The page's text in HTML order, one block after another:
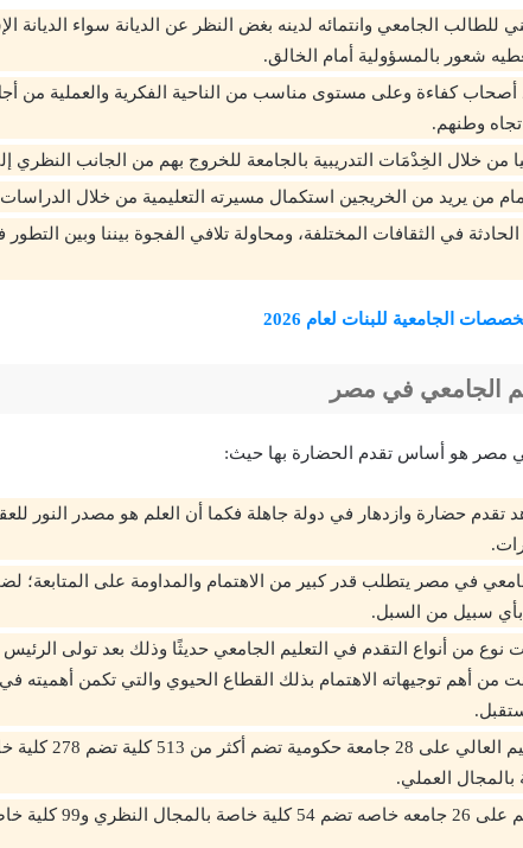
للطالب الجامعي وانتمائه لدينه بغض النظر عن الديانة سواء الديانة
شعور بالمسؤولية أمام الخالق.
أصحاب كفاءة وعلى مستوى مناسب من الناحية الفكرية والعملية من
وطنهم.
من خلال الخِدْمَات التدريبية بالجامعة للخروج بهم من الجانب النظري
من يريد من الخريجين استكمال مسيرته التعليمية من خلال الدراسات
في الثقافات المختلفة، ومحاولة تلافي الفجوة بيننا وبين
الجامعية للبنات لعام 2026
الجامعي في مصر
في مصر هو أساس تقدم الحضارة بها حيث:
تقدم حضارة وازدهار في دولة جاهلة فكما أن العلم هو مصدر النور
في مصر يتطلب قدر كبير من الاهتمام والمداومة على المتابعة؛
بأي سبيل من السبل.
من أنواع التقدم في التعليم الجامعي حديثًا وذلك بعد تولى الرئيس
من أهم توجيهاته الاهتمام بذلك القطاع الحيوي والتي تكمن أهميته
تتضمن وزارة التعليم العالي
تشمل وزارة التعليم على 26 جامعه